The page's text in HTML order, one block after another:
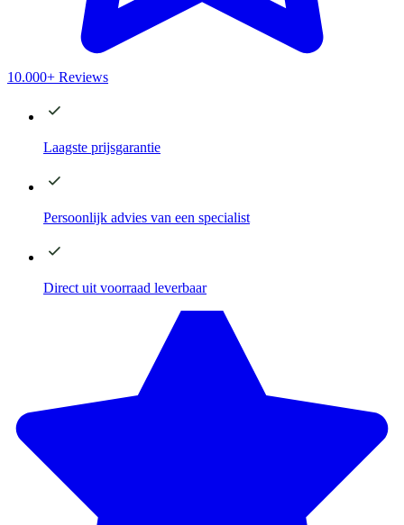
10.000+ Reviews
Laagste prijsgarantie
Persoonlijk advies van een specialist
Direct uit voorraad leverbaar